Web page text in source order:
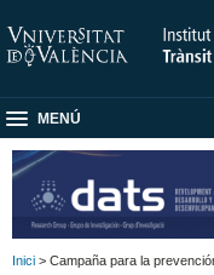
MENÚ
Inici > Campaña para la